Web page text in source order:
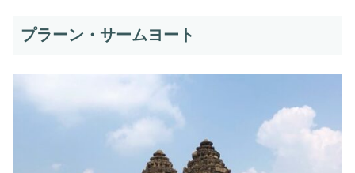
プラーン・サームヨート